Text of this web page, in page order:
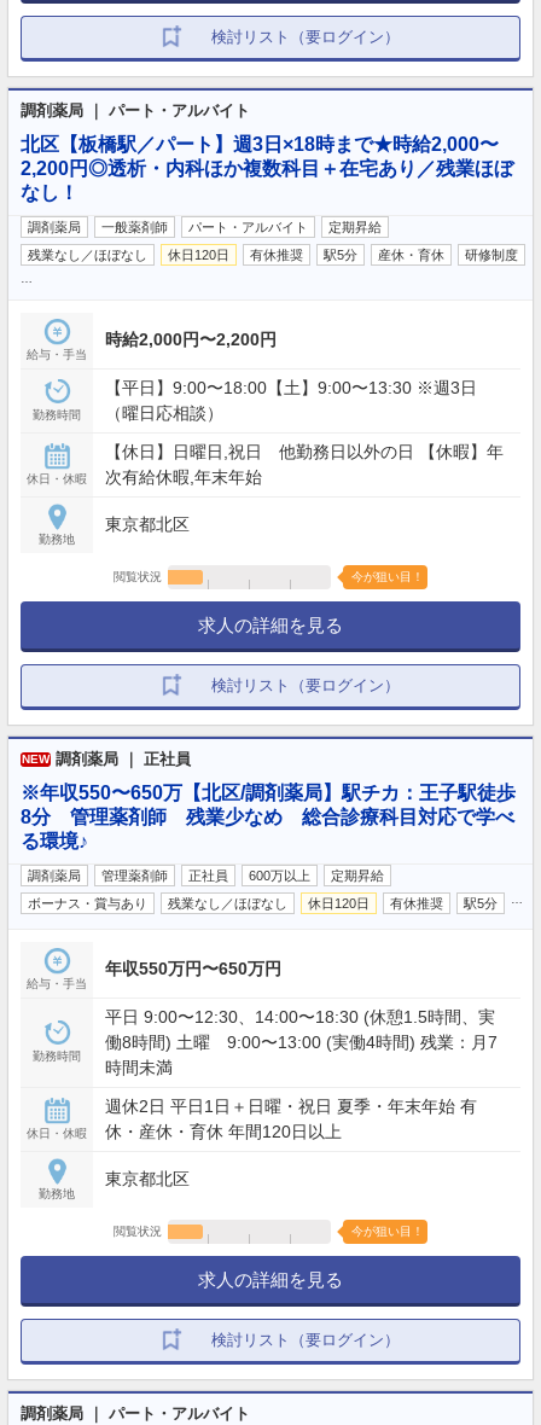
検討リスト（要ログイン）
調剤薬局 ｜ パート・アルバイト
北区【板橋駅／パート】週3日×18時まで★時給2,000〜
2,200円◎透析・内科ほか複数科目＋在宅あり／残業ほぼ
なし！
調剤薬局 一般薬剤師 パート・アルバイト
定期昇給
残業なし／ほぼなし
休日120日 有休推奨 駅5分 産休・育休 研修制度
給与・手当
時給2,000円〜2,200円
勤務時間
【平日】9:00〜18:00【土】9:00〜13:30 ※週3日
（曜日応相談）
休日・休暇
【休日】日曜日,祝日 他勤務日以外の日 【休暇】年
次有給休暇,年末年始
勤務地
東京都北区
閲覧状況 今が狙い目！
求人の詳細を見る
検討リスト（要ログイン）
NEW 調剤薬局 ｜ 正社員
※年収550〜650万【北区/調剤薬局】駅チカ：王子駅徒歩
8分 管理薬剤師 残業少なめ 総合診療科目対応で学べ
る環境♪
調剤薬局 管理薬剤師 正社員 600万以上
定期昇給
ボーナス・賞与あり
残業なし／ほぼなし 休日120日 有休推奨 駅5分
給与・手当
年収550万円〜650万円
勤務時間
平日 9:00〜12:30、14:00〜18:30 (休憩1.5時間、実
働8時間) 土曜 9:00〜13:00 (実働4時間) 残業：月7
時間未満
休日・休暇
週休2日 平日1日＋日曜・祝日 夏季・年末年始 有
休・産休・育休 年間120日以上
勤務地
東京都北区
閲覧状況 今が狙い目！
求人の詳細を見る
検討リスト（要ログイン）
調剤薬局 ｜ パート・アルバイト